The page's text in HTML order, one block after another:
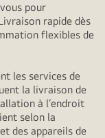
pour
rapide dès
flexibles de
les services de
la livraison de
à l’endroit
selon la
des appareils de